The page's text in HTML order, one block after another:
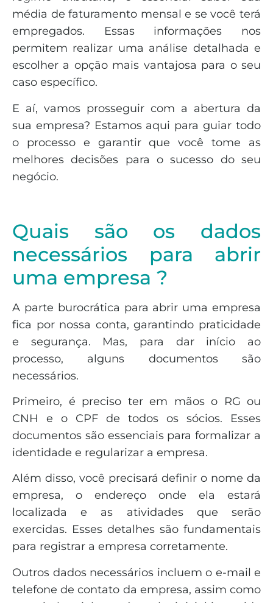
média de faturamento mensal e se você terá
empregados. Essas informações nos
permitem realizar uma análise detalhada e
escolher a opção mais vantajosa para o seu
caso específico.
E aí, vamos prosseguir com a abertura da
sua empresa? Estamos aqui para guiar todo
o processo e garantir que você tome as
melhores decisões para o sucesso do seu
negócio.
Quais são os dados
necessários para abrir
uma empresa ?
A parte burocrática para abrir uma empresa
fica por nossa conta, garantindo praticidade
e segurança. Mas, para dar início ao
processo, alguns documentos são
necessários.
Primeiro, é preciso ter em mãos o RG ou
CNH e o CPF de todos os sócios. Esses
documentos são essenciais para formalizar a
identidade e regularizar a empresa.
Além disso, você precisará definir o nome da
empresa, o endereço onde ela estará
localizada e as atividades que serão
exercidas. Esses detalhes são fundamentais
para registrar a empresa corretamente.
Outros dados necessários incluem o e-mail e
telefone de contato da empresa, assim como